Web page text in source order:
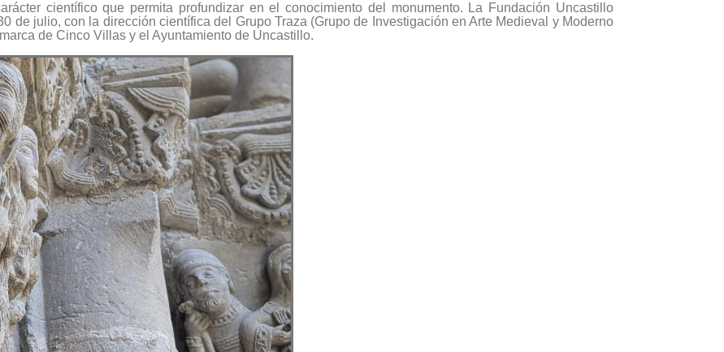
científico que permita profundizar en el conocimiento del monumento. La Fundación Uncastillo
de julio, con la dirección científica del Grupo Traza (Grupo de Investigación en Arte Medieval y Moderno
de Cinco Villas y el Ayuntamiento de Uncastillo.